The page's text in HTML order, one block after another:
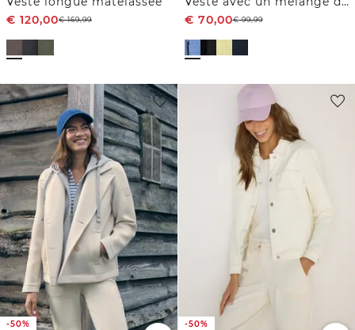
€ 120,00€169,99
€ 70,00€99,99
-50% -50%